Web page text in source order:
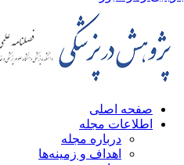
صفحه اصلی
اطلاعات مجله
درباره مجله
اهداف و زمینه‌ها